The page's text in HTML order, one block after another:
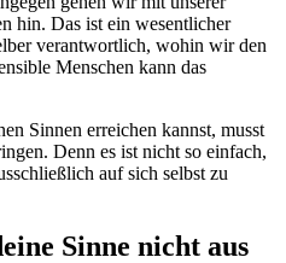
hin. Das ist ein wesentlicher
verantwortlich, wohin wir den
Menschen kann das
Sinnen erreichen kannst, musst
Denn es ist nicht so einfach,
auf sich selbst zu
Sinne nicht aus